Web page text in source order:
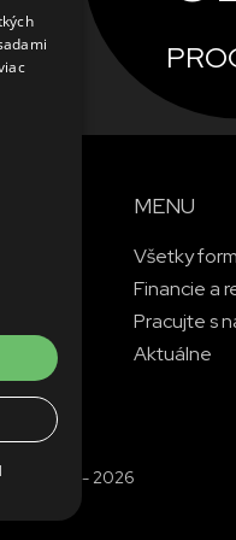
MENU
Všetky
Financie a
Pracujte s
Aktuálne
2001 - 2026
FRENCH